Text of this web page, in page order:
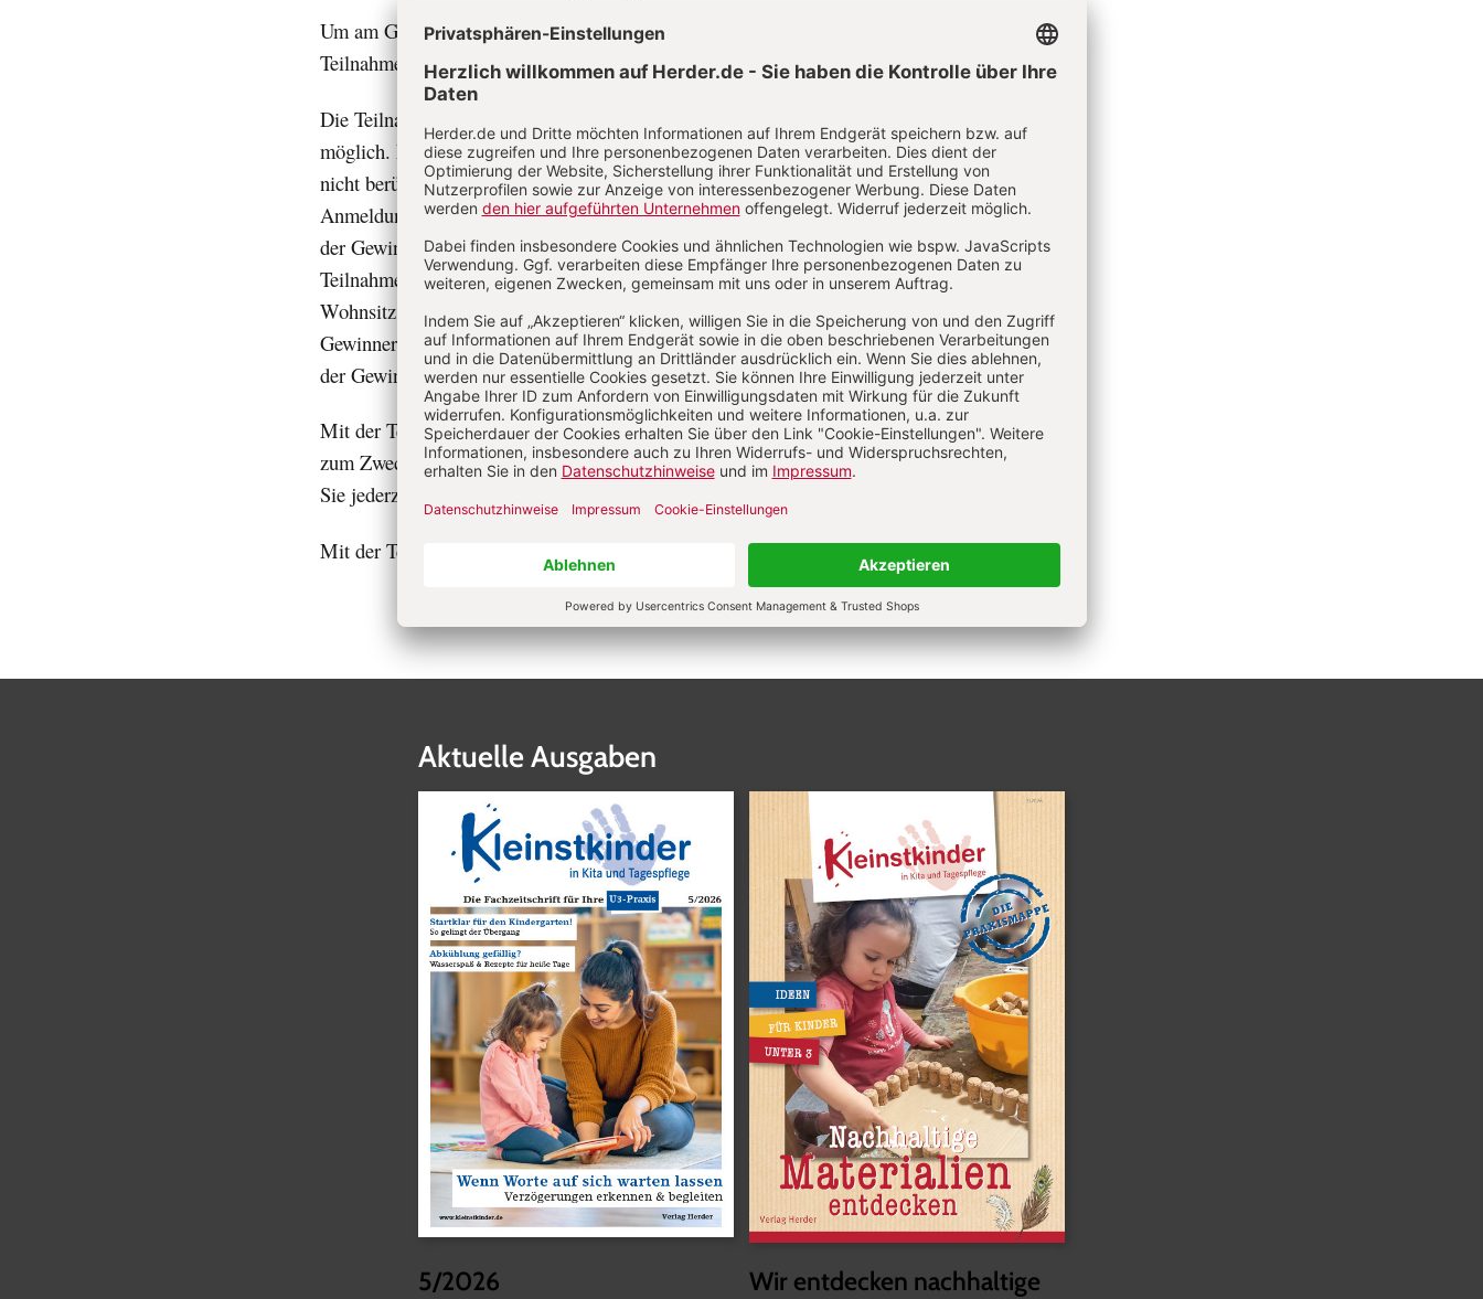
Um am Gewinnspiel teilzunehmen, ist ein Ausfüllen und Absenden des angezeigten
Teilnahmeformulars notwendig. Teilnahmeschluss ist der 30.06.2026.
Die Teilnahme ist nur innerhalb des Teilnahmezeitraums (01.06.2026 - 30.06.2026)
möglich. Nach Teilnahmeschluss eingehende Einsendungen können bei der Auslosung
nicht berücksichtigt werden. Pro Teilnehmer und Teilnehmerin nimmt nur eine übermittelte
Anmeldung am Gewinnspiel teil. Es ist untersagt, mehrere E-Mail-Adressen zur Erhöhung
der Gewinnchancen zu verwenden. Die Teilnahme am Gewinnspiel ist kostenlos.
Teilnahmeberechtigt sind natürliche Personen im Alter von mindestens 18 Jahren, die ihren
Wohnsitz in Deutschland, Österreich und der Schweiz haben. Die Gewinnerinnen und
Gewinner werden per Los ermittelt. Der Rechtsweg ist ausgeschlossen, eine Auszahlung
der Gewinne ist nicht möglich.
Mit der Teilnahme am Gewinnspiel willigen Sie in die Verwendung Ihrer Kontaktdaten
zum Zwecke des E-Mail-Marketings des Verlags Herder ein. Dieses Einverständnis können
Sie jederzeit widerrufen.
Mit der Teilnahme erklären Sie sich mit unseren Teilnahmebedingungen einverstanden.
Aktuelle Ausgaben
5/2026
Wir entdecken nachhaltige